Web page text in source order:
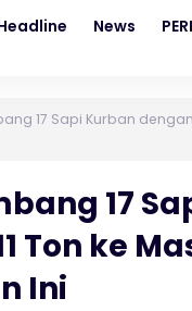
News
17 Sapi Kurban dengan
17
Ton ke
Ini